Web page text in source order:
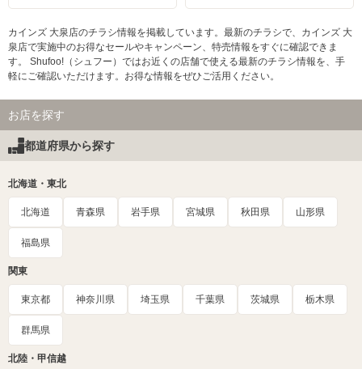
カインズ 大泉店のチラシ情報を掲載しています。最新のチラシで、カインズ 大
泉店で実施中のお得なセールやキャンペーン、特売情報をすぐに確認できま
す。 Shufoo!（シュフー）ではお近くの店舗で使える最新のチラシ情報を、手
軽にご確認いただけます。お得な情報をぜひご活用ください。
お店を探す
都道府県から探す
北海道・東北
北海道 青森県 岩手県 宮城県 秋田県 山形県
福島県
関東
東京都 神奈川県 埼玉県 千葉県 茨城県 栃木県
群馬県
北陸・甲信越